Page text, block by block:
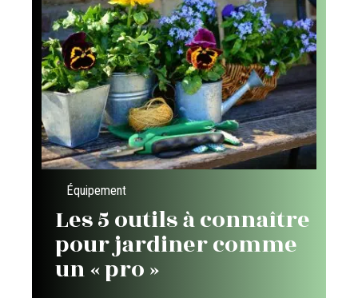
Équipement
Les 5 outils à connaître
pour jardiner comme
un « pro »